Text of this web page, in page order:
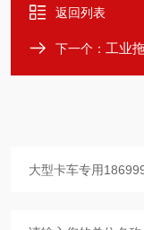
返回列表
下一个： 工业